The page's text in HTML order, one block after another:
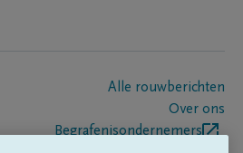
Alle rouwberichten
Over ons
Begrafenisondernemers